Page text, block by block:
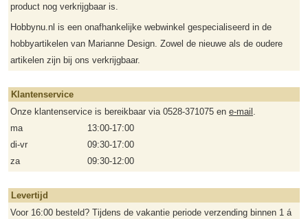
product nog verkrijgbaar is.
Hobbynu.nl is een onafhankelijke webwinkel gespecialiseerd in de
hobbyartikelen van Marianne Design. Zowel de nieuwe als de oudere
artikelen zijn bij ons verkrijgbaar.
Klantenservice
Onze klantenservice is bereikbaar via 0528-371075 en e-mail
ma
13:00-17:00
di-vr
09:30-17:00
za
09:30-12:00
Levertijd
Voor 16:00 besteld? Tijdens de vakantie periode verzending binnen 1 á